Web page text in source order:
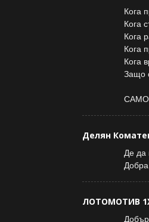
Кога
Кога
Кога
Кога
Кога
Защо
САМО
Делян
Де да
ЛОТОМОТИВ